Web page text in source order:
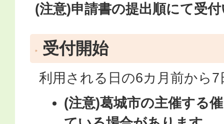
(注意)申請書の提出順にて受
受付開始
利用される日の6カ月前から7
(注意)葛城市の主催する